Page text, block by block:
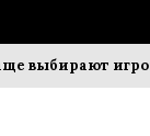
игроки?